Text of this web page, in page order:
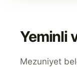
Yeminli
Mezuniyet